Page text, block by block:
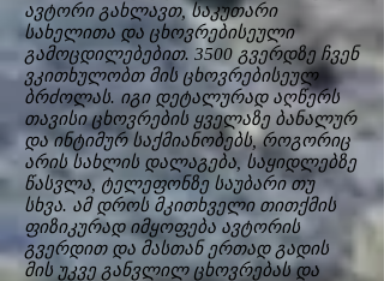
ავტორი გახლავთ, საკუთარი
სახელითა და ცხოვრებისეული
გამოცდილებებით. 3500 გვერდზე ჩვენ
ვკითხულობთ მის ცხოვრებისეულ
ბრძოლას. იგი დეტალურად აღწერს
თავისი ცხოვრების ყველაზე ბანალურ
და ინტიმურ საქმიანობებს, როგორიც
არის სახლის დალაგება, საყიდლებზე
წასვლა, ტელეფონზე საუბარი თუ
სხვა. ამ დროს მკითხველი თითქმის
ფიზიკურად იმყოფება ავტორის
გვერდით და მასთან ერთად გადის
მის უკვე განვლილ ცხოვრებას და